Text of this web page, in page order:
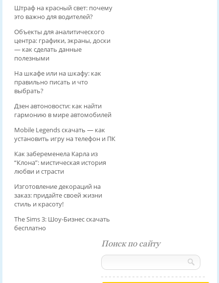
Штраф на красный свет: почему
это важно для водителей?
Объекты для аналитического
центра: графики, экраны, доски
— как сделать данные
полезными
На шкафе или на шкафу: как
правильно писать и что
выбрать?
Дзен автоновости: как найти
гармонию в мире автомобилей
Mobile Legends скачать — как
установить игру на телефон и ПК
Как забеременела Карла из
“Клона”: мистическая история
любви и страсти
Изготовление декораций на
заказ: придайте своей жизни
стиль и красоту!
The Sims 3: Шоу-Бизнес скачать
бесплатно
Поиск по сайту